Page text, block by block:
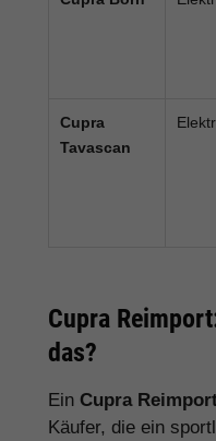
Cupra
Tavascan
Cupra
das?
Ein Cupra
Käufer, die ein